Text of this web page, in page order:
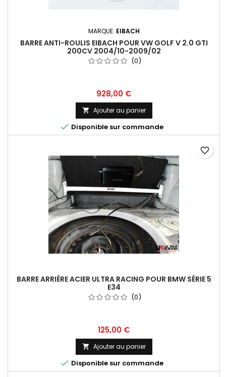
MARQUE: EIBACH
BARRE ANTI-ROULIS EIBACH POUR VW GOLF V 2.0 GTI
200CV 2004/10-2009/02
(0)
Prix
928,00 €
 Ajouter au panier
 Disponible sur commande
BARRE ARRIÈRE ACIER ULTRA RACING POUR BMW SÉRIE 5
E34
(0)
Prix
125,00 €
 Ajouter au panier
 Disponible sur commande
favorite_border